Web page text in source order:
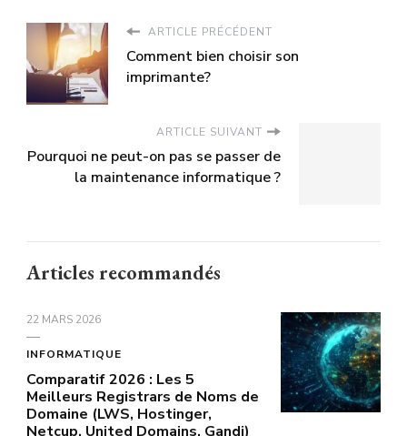
ARTICLE PRÉCÉDENT
Comment bien choisir son
imprimante?
ARTICLE SUIVANT
Pourquoi ne peut-on pas se passer de
la maintenance informatique ?
Articles recommandés
22 MARS 2026
INFORMATIQUE
Comparatif 2026 : Les 5
Meilleurs Registrars de Noms de
Domaine (LWS, Hostinger,
Netcup, United Domains, Gandi)